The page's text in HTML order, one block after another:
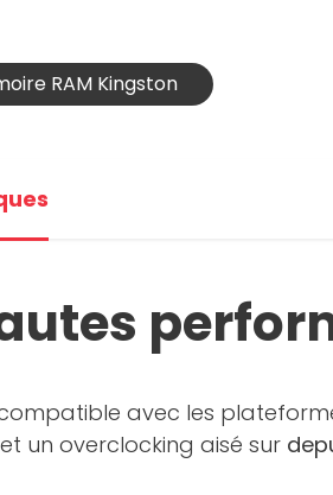
RAM Kingston
avec les
un overclocking aisé sur